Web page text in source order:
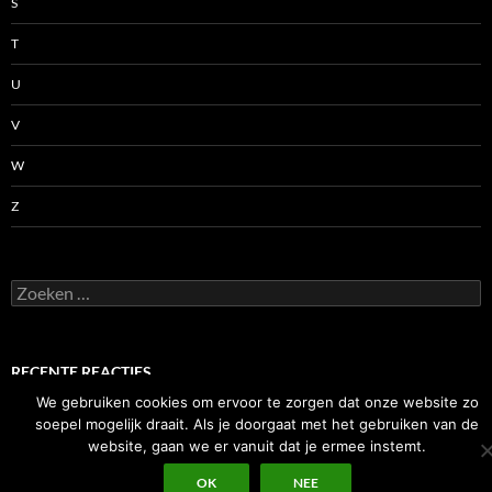
T
U
V
W
Z
Zoeken
naar:
RECENTE REACTIES
We gebruiken cookies om ervoor te zorgen dat onze website zo
soepel mogelijk draait. Als je doorgaat met het gebruiken van de
website, gaan we er vanuit dat je ermee instemt.
OK NEE